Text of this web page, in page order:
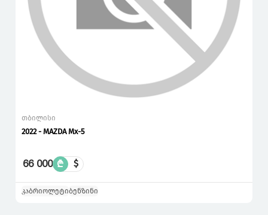
თბილისი
2022 - MAZDA Mx-5
66 000 ₾ $
კაბრიოლეტიბენზინი